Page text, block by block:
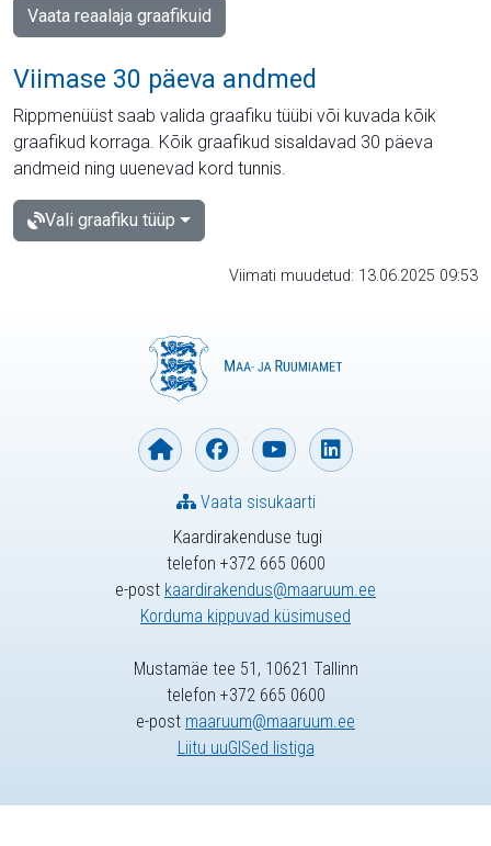
Vaata reaalaja graafikuid
Viimase 30 päeva andmed
Rippmenüüst saab valida graafiku tüübi või kuvada kõik
graafikud korraga. Kõik graafikud sisaldavad 30 päeva
andmeid ning uuenevad kord tunnis.
Vali graafiku tüüp
Viimati muudetud: 13.06.2025 09:53
Kaardirakenduse tugi
telefon +372 665 0600
e-post kaardirakendus@maaruum.ee
Korduma kippuvad küsimused
Vaata sisukaarti
Mustamäe tee 51, 10621 Tallinn
telefon +372 665 0600
e-post maaruum@maaruum.ee
Liitu uuGISed listiga